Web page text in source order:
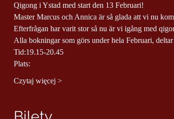
Qigong i Ystad med start den 13 Februari!
Master Marcus och Annica är så glada att vi nu
Efterfrågan har varit stor så nu är vi igång med
Alla bokningar som görs under hela Februari,
Tid:19.15-20.45
Plats:
Czytaj więcej >